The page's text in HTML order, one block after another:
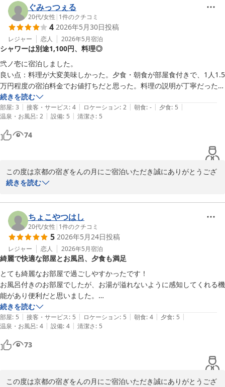
だけたとのこと、大変嬉しく思います。
アメニティやお風呂のご利用時間、お食事のご提供時間などにつき
ましても、ご理解いただきありがとうございます。
いただいたお声を参考に、これからもより快適にお過ごしいただけ
る宿を目指してまいります。
また京都へお越しの際は、ぜひお気軽にお立ち寄りください。
スタッフ一同、お待ちしております。
京都の宿 ぎをんの月
スタッフ一同
京都の宿 ぎをんの月
2026-06-07
ぐみっつぇる
20代/女性 | 1件のクチコミ
4 2026年5月30日投稿
レジャー 恋人 2026年5月宿泊
シャワーは別途1,100円、料理◎
弐ノ壱に宿泊しました。
良い点：料理が大変美味しかった。夕食・朝食が部屋食付きで、1人1.5
万円程度の宿泊料金でお値打ちだと思った。料理の説明が丁寧だった。
ウェルカムデザートがあった。お部屋は広かった。
不満な点：シャワーは別途1人1,100円で入れるが、あまり注文して欲
しくなさそう。どこにもシャワー利用に関する表記がない（口コミで知
って注文しました。）。壁が薄く、外の飲み屋の声がうるさい。
続きを読む
部屋: 3 | 接客・サービス: 4 | ロケーション: 2 | 朝食: - | 夕食: 5 |
温泉・お風呂: 2 | 設備: 5 | 清潔さ: 5
74
この度は京都の宿ぎをんの月にご宿泊いただき誠にありがとうござ
います。
す。
お料理につきまして、「大変美味しかった」とのお言葉を頂戴し、
大変嬉しく思います。
一方で、シャワー利用に関するご案内が分かりづらく、ご不便をお
かけしましたことをお詫び申し上げます。
いただいたご意見を真摯に受け止め、今後は事前に分かりやすくご
案内できるよう改善を検討してまいります。
貴重なご意見と温かいお言葉をありがとうございました。
また機会がございましたら、ぜひお越しいただけますと幸いです。
スタッフ一同、心よりお待ちしております。
京都の宿 ぎをんの月
スタッフ一同
京都の宿 ぎをんの月
続きを読む
ちょこやつはし
20代/女性 | 1件のクチコミ
5 2026年5月24日投稿
レジャー 恋人 2026年5月宿泊
綺麗で快適な部屋とお風呂、夕食も満足
とても綺麗なお部屋で過ごしやすかったです！
お風呂付きのお部屋でしたが、お湯が溢れないように感知してくれる機
能があり便利だと思いました。
カップルプランで宿泊したので、それぞれ夕食のグレードアップがあり
とても満足でした。ご飯もとても美味しかったです！
また来たいです。ありがとうございました☺︎
続きを読む
部屋: 5 | 接客・サービス: 5 | ロケーション: 5 | 朝食: 4 | 夕食: 5 |
温泉・お風呂: 4 | 設備: 4 | 清潔さ: 5
73
この度は京都の宿ぎをんの月にご宿泊いただき誠にありがとうござ